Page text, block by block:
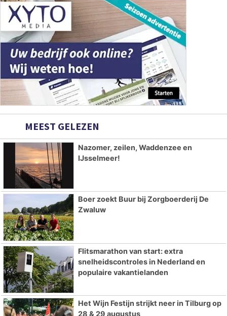
MEEST GELEZEN
Nazomer, zeilen, Waddenzee en
IJsselmeer!
Boer zoekt Buur bij Zorgboerderij De
Zwaluw
Flitsmarathon van start: extra
snelheidscontroles in Nederland en
populaire vakantielanden
Het Wijn Festijn strijkt neer in Tilburg op
28 & 29 augustus